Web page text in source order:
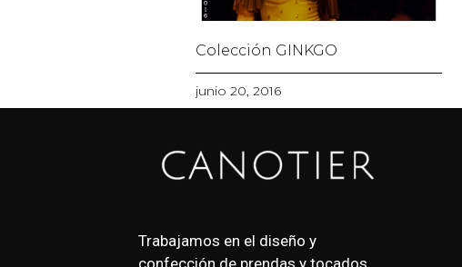
Colección GINKGO
junio 20, 2016
Trabajamos en el diseño y